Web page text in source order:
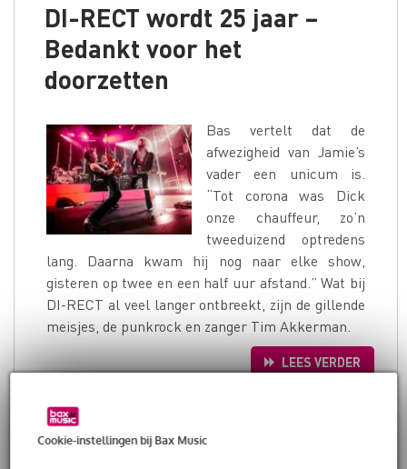
Cookie-instellingen bij Bax Music
DI-RECT wordt 25 jaar –
Bedankt voor het
doorzetten
Bas vertelt dat de
afwezigheid van Jamie’s
vader een unicum is.
“Tot corona was Dick
onze chauffeur, zo’n
tweeduizend optredens
lang. Daarna kwam hij nog naar elke show,
gisteren op twee en een half uur afstand.” Wat bij
DI-RECT al veel langer ontbreekt, zijn de gillende
meisjes, de punkrock en zanger Tim Akkerman.
LEES VERDER